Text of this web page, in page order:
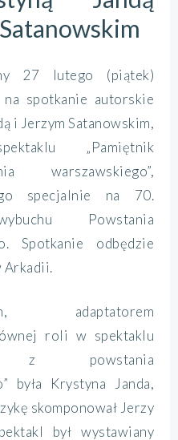
27 lutego (piątek)
spotkanie autorskie
i Jerzym Satanowskim,
„Pamiętnik
warszawskiego”,
specjalnie na 70.
Powstania
Spotkanie odbędzie
Arkadii.
adaptatorem
roli w spektaklu
z powstania
była Krystyna Janda,
skomponował Jerzy
był wystawiany